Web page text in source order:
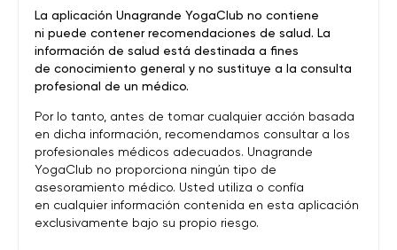
La aplicación Unagrande YogaClub no contiene
ni puede contener recomendaciones de salud. La
información de salud está destinada a fines
de conocimiento general y no sustituye a la consulta
profesional de un médico.
Por lo tanto, antes de tomar cualquier acción basada
en dicha información, recomendamos consultar a los
profesionales médicos adecuados. Unagrande
YogaClub no proporciona ningún tipo de
asesoramiento médico. Usted utiliza o confía
en cualquier información contenida en esta aplicación
exclusivamente bajo su propio riesgo.